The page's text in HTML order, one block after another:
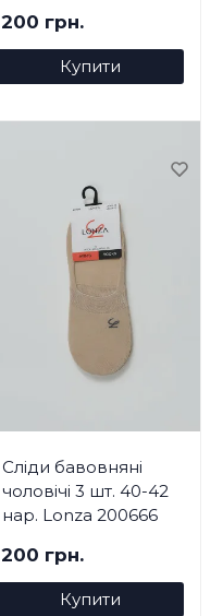
200 грн.
Купити
Сліди бавовняні
чоловічі 3 шт. 40-42
нар. Lonza 200666
200 грн.
Купити